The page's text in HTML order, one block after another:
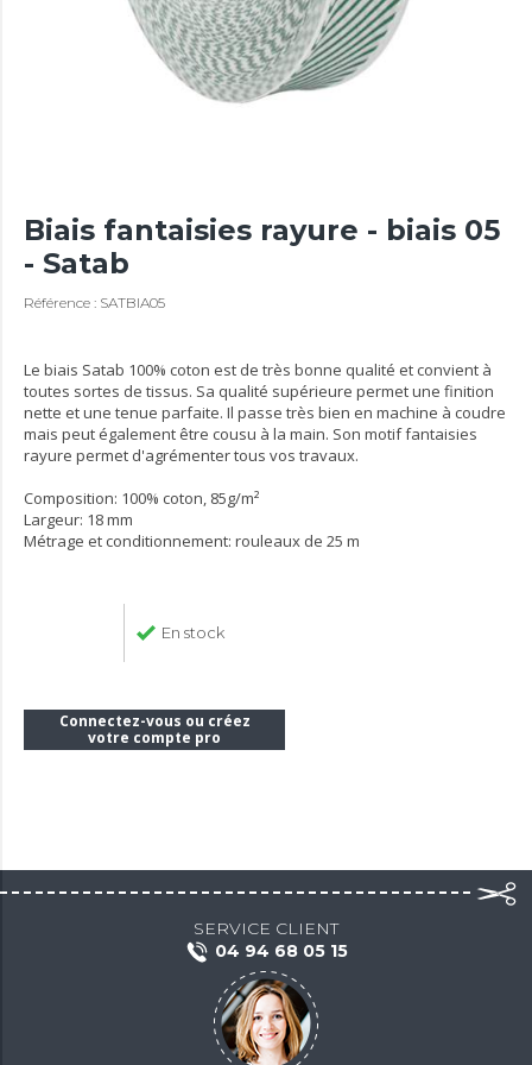
Biais fantaisies rayure - biais 05
- Satab
Référence : SATBIA05
Le biais Satab 100% coton est de très bonne qualité et convient à
toutes sortes de tissus. Sa qualité supérieure permet une finition
nette et une tenue parfaite. Il passe très bien en machine à coudre
mais peut également être cousu à la main. Son motif fantaisies
rayure permet d'agrémenter tous vos travaux.
Composition: 100% coton, 85g/m²
Largeur: 18 mm
Métrage et conditionnement: rouleaux de 25 m
En stock
Connectez-vous ou créez
votre compte pro
SERVICE CLIENT
04 94 68 05 15